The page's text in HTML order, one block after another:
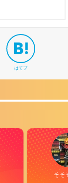
はてブ
そそ